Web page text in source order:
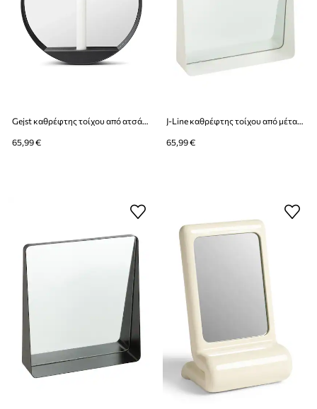
Gejst καθρέφτης τοίχου από ατσάλι 28 x 6,5 cm
65,99 €
J-Line καθρέφτης τοίχου από μέταλλο 38 x 9 x 41 cm
65,99 €